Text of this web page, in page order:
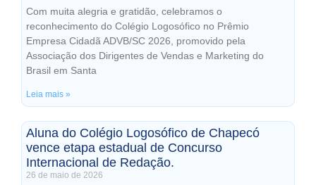
Com muita alegria e gratidão, celebramos o
reconhecimento do Colégio Logosófico no Prêmio
Empresa Cidadã ADVB/SC 2026, promovido pela
Associação dos Dirigentes de Vendas e Marketing do
Brasil em Santa
Leia mais »
Aluna do Colégio Logosófico de Chapecó
vence etapa estadual de Concurso
Internacional de Redação.
26 de maio de 2026